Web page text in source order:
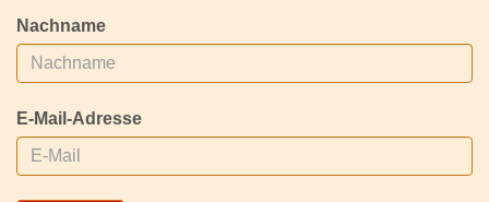
Nachname
E-Mail-Adresse